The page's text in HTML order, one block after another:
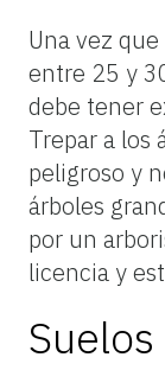
Una vez
entre 25 y
debe tener
Trepar a los
peligroso y
árboles
por un
licencia y
Suelos